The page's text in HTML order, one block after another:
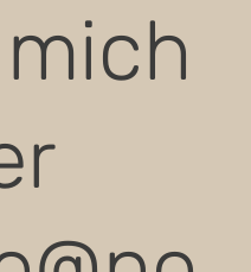
mich